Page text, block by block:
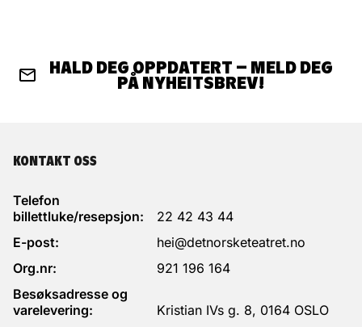
HALD DEG OPPDATERT – MELD DEG
PÅ NYHEITSBREV!
KONTAKT OSS
Telefon
billettluke/resepsjon:
22 42 43 44
E-post:
hei@detnorsketeatret.no
Org.nr:
921 196 164
Besøksadresse og
varelevering:
Kristian IVs g. 8, 0164 OSLO